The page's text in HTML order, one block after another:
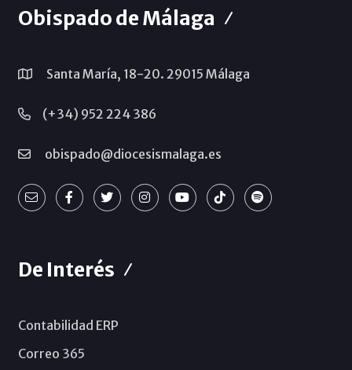
Obispado de Málaga
Santa María, 18-20. 29015 Málaga
(+34) 952 224 386
obispado@diocesismalaga.es
De Interés
Contabilidad ERP
Correo 365